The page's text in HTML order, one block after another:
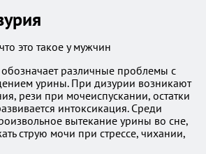
различные проблемы с
урины. При дизурии возникают
рези при мочеиспускании, остатки
интоксикация. Среди
вытекание урины во сне,
струю мочи при стрессе, чихании,